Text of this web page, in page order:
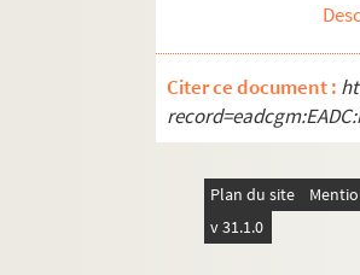
Citer ce document :
Plan du site
v 31.1.0